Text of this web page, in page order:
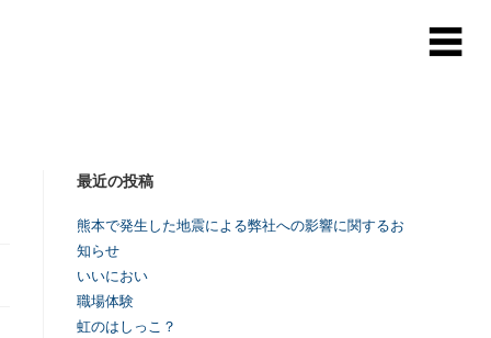
最近の投稿
熊本で発生した地震による弊社への影響に関するお
知らせ
いいにおい
職場体験
虹のはしっこ？